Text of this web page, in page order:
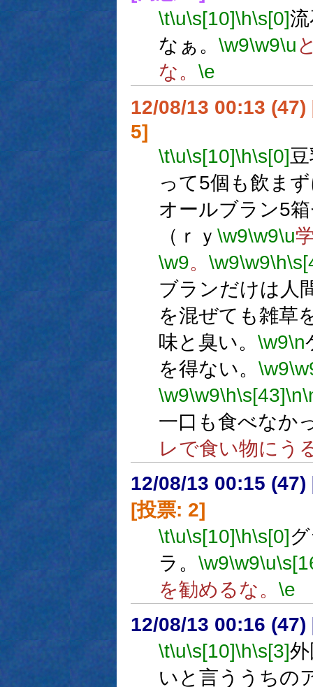
\t\u\s[10]\h\s[0]
なぁ。 \w9\w9\u
な。 \e
12/08/13 00:13 (47)
5]
\t\u\s[10]\h\s[0]
って5個も飲ま
オールブラン5
（ｒｙ \w9\w9\u
\w9。 \w9\w9\h
ブランだけは人
を混ぜても雑草
味と臭い。 \w9\n
を得ない。 \w9
\w9\w9\h\s[43]\n
一口も食べなか
レで食い物にう
12/08/13 00:15 (47)
[投票: 2]
\t\u\s[10]\h\s[0]
ラ。 \w9\w9\u
を勧めるな。 \e
12/08/13 00:16 (47)
\t\u\s[10]\h\s[3]
いと言ううちの